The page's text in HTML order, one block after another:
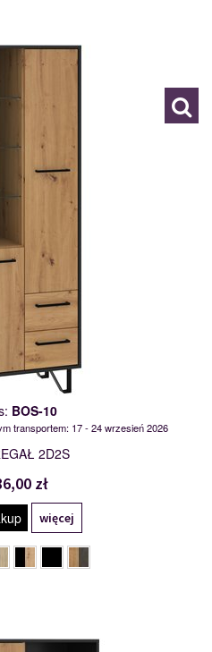
BOS-10
transportem: 17 - 24 wrzesień 2026
2D2S
zł
więcej